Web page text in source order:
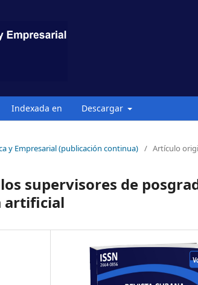
Indexada en Descargar
y Empresarial (publicación continua) / Artículo
supervisores de
artificial